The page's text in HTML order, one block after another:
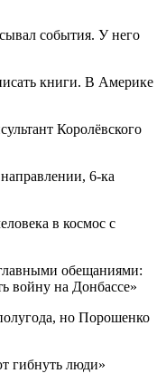
события. У него
книги. В Америке
Королёвского
6-ка
в космос с
обещаниями:
войну на Донбассе»
но Порошенко
гибнуть люди»